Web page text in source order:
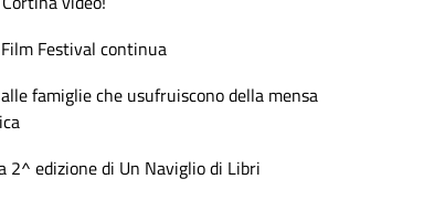
Festival continua
famiglie che usufruiscono della mensa
2^ edizione di Un Naviglio di Libri